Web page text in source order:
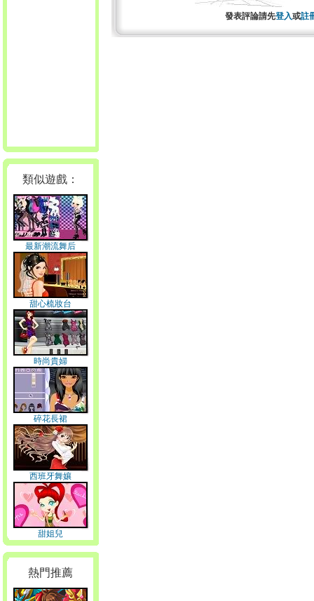
類似遊戲：
最新潮流舞后
甜心梳妝台
時尚貴婦
碎花長裙
西班牙舞孃
甜姐兒
熱門推薦
發表評論請先登入或註